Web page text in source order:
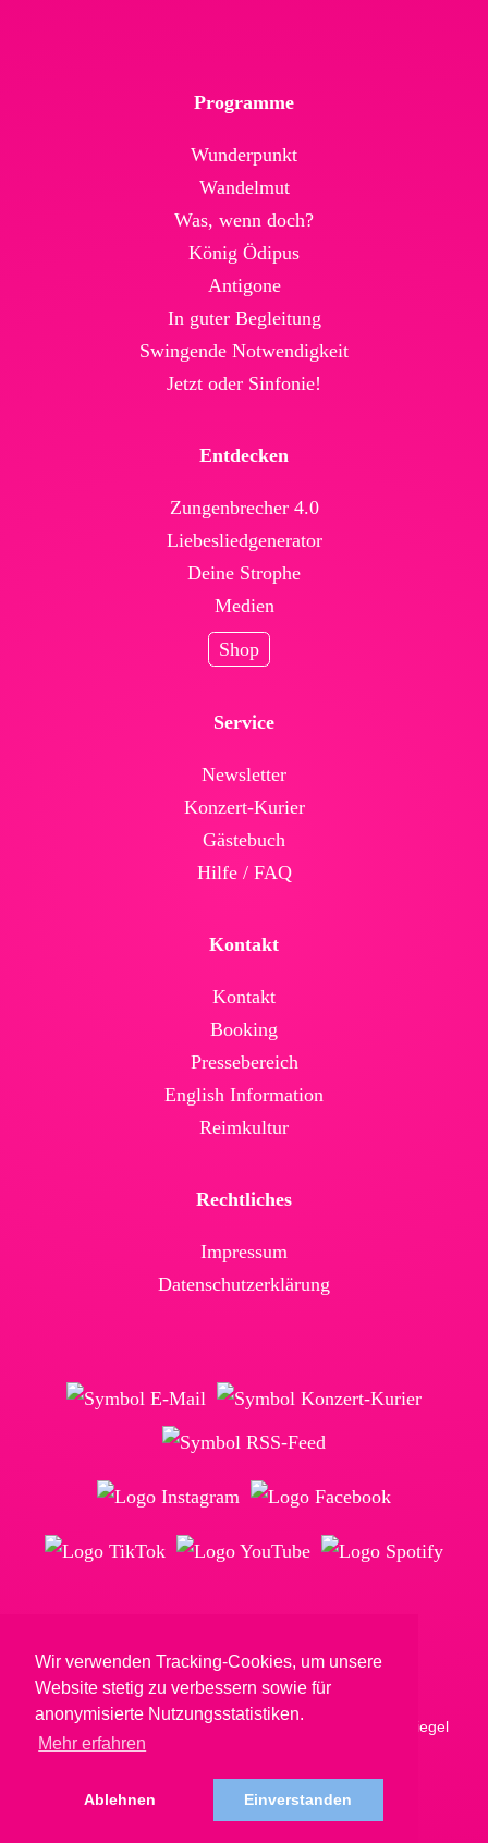
Wir verwenden Tracking-Cookies, um unsere
Website stetig zu verbessern sowie für
anonymisierte Nutzungsstatistiken.
Mehr erfahren
Ablehnen Einverstanden
Programme
Wunderpunkt
Wandelmut
Was, wenn doch?
König Ödipus
Antigone
In guter Begleitung
Swingende Not­wendig­keit
Jetzt oder Sinfonie!
Entdecken
Zungenbrecher 4.0
Liebesliedgenerator
Deine Strophe
Medien
Shop
Service
News­letter
Konzert-Kurier
Gäste­buch
Hilfe / FAQ
Kontakt
Kontakt
Booking
Presse­bereich
English Infor­mation
Reimkultur
Rechtliches
Impressum
Daten­schutz­erklärung
© Reimkultur GmbH & Co. KG